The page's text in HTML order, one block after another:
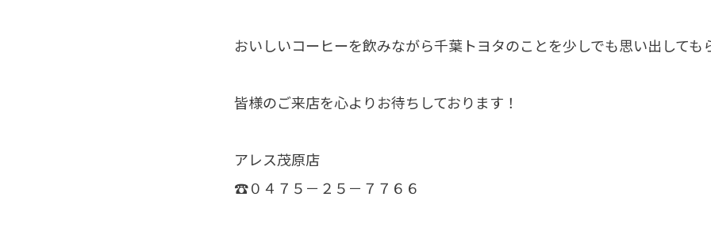
おいしいコーヒーを飲みながら千葉トヨタのことを少しでも思い出しても
皆様のご来店を心よりお待ちしております！
アレス茂原店
☎０４７５－２５－７７６６